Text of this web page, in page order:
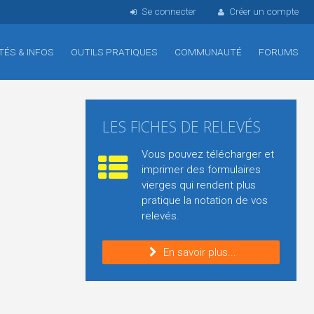
Se connecter Créer un compte
& INFOS OUTILS PRATIQUES COMMUNAUTÉ FORUMS
LES FICHES DE RELEVÉS
Vous pouvez télécharger et
imprimer des formulaires
vierges qui rendent plus
pratique la notation de vos
relevés.
En savoir plus...